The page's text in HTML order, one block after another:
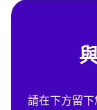
請在下方留